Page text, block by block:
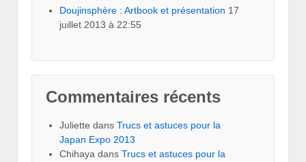
Doujinsphère : Artbook et présentation 17
juillet 2013 à 22:55
Commentaires récents
Juliette dans Trucs et astuces pour la
Japan Expo 2013
Chihaya dans Trucs et astuces pour la